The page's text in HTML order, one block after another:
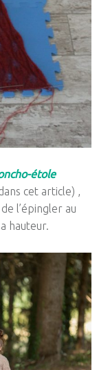
étole
cet article) ,
l’épingler au
hauteur.